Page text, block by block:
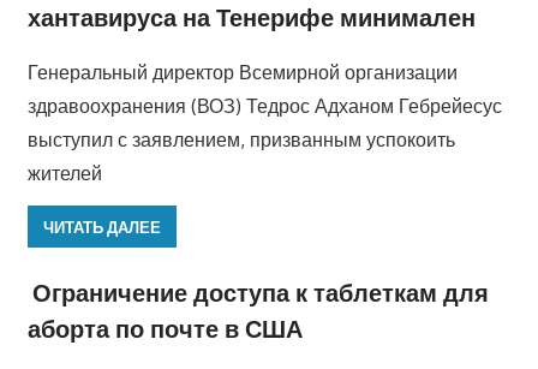
хантавируса на Тенерифе минимален
Генеральный директор Всемирной организации
здравоохранения (ВОЗ) Тедрос Адханом Гебрейесус
выступил с заявлением, призванным успокоить
жителей
ЧИТАТЬ ДАЛЕЕ
Ограничение доступа к таблеткам для
аборта по почте в США